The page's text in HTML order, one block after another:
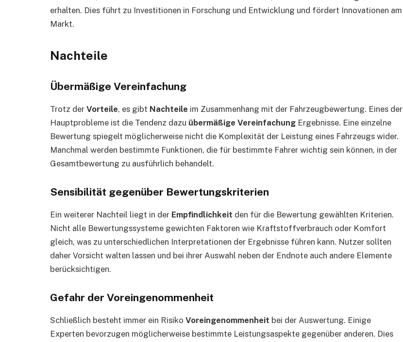
erhalten. Dies führt zu Investitionen in Forschung und Entwicklung und fördert Innovationen am
Markt.
Nachteile
Übermäßige Vereinfachung
Trotz der Vorteile, es gibt Nachteile im Zusammenhang mit der Fahrzeugbewertung. Eines der
Hauptprobleme ist die Tendenz dazu übermäßige Vereinfachung Ergebnisse. Eine einzelne
Bewertung spiegelt möglicherweise nicht die Komplexität der Leistung eines Fahrzeugs wider.
Manchmal werden bestimmte Funktionen, die für bestimmte Fahrer wichtig sein können, in der
Gesamtbewertung zu ausführlich behandelt.
Sensibilität gegenüber Bewertungskriterien
Ein weiterer Nachteil liegt in der Empfindlichkeit den für die Bewertung gewählten Kriterien.
Nicht alle Bewertungssysteme gewichten Faktoren wie Kraftstoffverbrauch oder Komfort
gleich, was zu unterschiedlichen Interpretationen der Ergebnisse führen kann. Nutzer sollten
daher Vorsicht walten lassen und bei ihrer Auswahl neben der Endnote auch andere Elemente
berücksichtigen.
Gefahr der Voreingenommenheit
Schließlich besteht immer ein Risiko Voreingenommenheit bei der Auswertung. Einige
Experten bevorzugen möglicherweise bestimmte Leistungsaspekte gegenüber anderen. Dies